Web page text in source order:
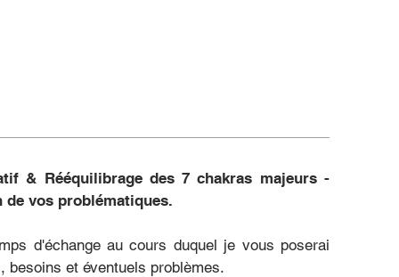
& Rééquilibrage des 7 chakras majeurs -
de vos problématiques.
d'échange au cours duquel je vous poserai
et éventuels problèmes.